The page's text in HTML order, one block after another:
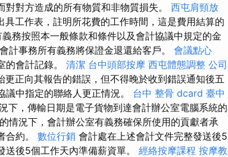
對方造成的所有物質和非物質損失。 西屯肩頸放
具工作表，註明所花費的工作時間，這是費用結算的
務按照本一般條款和條件以及會計協議中規定的金
計事務所有義務將保證金退還給客戶。 會議點心
的會計記錄。 清潔 台中頭部按摩 西屯體態調整 公司
更正向其報告的錯誤，但不得晚於收到錯誤通知後五
議中指定的聯絡人更正情況。 台中 整骨 dcard 臺中
下，傳輸日期是電子貨物到達會計辦公室電腦系統的
情況下，會計辦公室有義務確保所使用的貢獻者承
合約。 數位行銷 會計處在上述會計文件完整發送後5
後5個工作天內準備薪資單。 經絡按摩課程 按摩教